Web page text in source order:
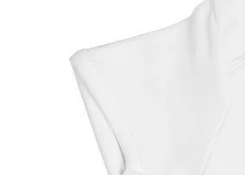
4,6 (baserat på +15 000
Våra gåvor inspirerar. Kunder ger
Gratis hälsning
Skapa något unikt med bara